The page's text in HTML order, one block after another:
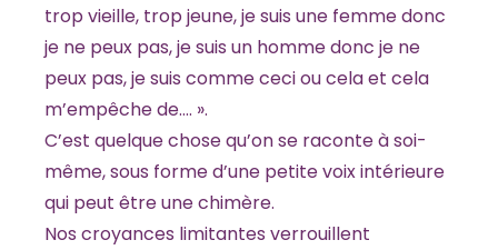
trop vieille, trop jeune, je suis une femme donc
je ne peux pas, je suis un homme donc je ne
peux pas, je suis comme ceci ou cela et cela
m’empêche de…. ».
C’est quelque chose qu’on se raconte à soi-
même, sous forme d’une petite voix intérieure
qui peut être une chimère.
Nos croyances limitantes verrouillent